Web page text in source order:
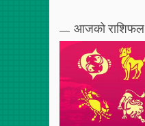
आजको राशिफल